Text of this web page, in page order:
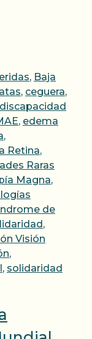
, Baja
, ceguera,
discapacidad
, edema
,
Retina,
Raras
Magna,
de
,
Visión
,
, solidaridad